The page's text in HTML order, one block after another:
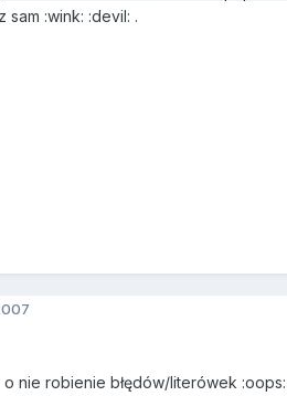
:wink: :devil: .
nie robienie błędów/literówek :oops: